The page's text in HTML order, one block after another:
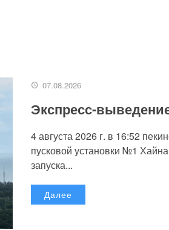
07.08.2026
Экспресс-
4 августа 2026 г. в 16:52
пусковой установки №1
запуска...
Далее